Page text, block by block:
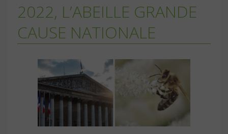
2022, L’ABEILLE GRANDE
CAUSE NATIONALE